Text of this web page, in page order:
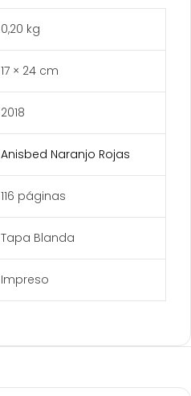
0,20 kg
17 × 24 cm
2018
Anisbed Naranjo Rojas
116 páginas
Tapa Blanda
Impreso